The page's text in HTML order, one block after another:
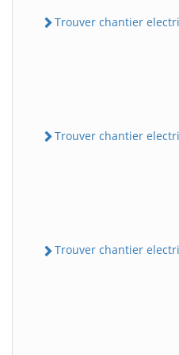
Trouver chantier
Trouver chantier
Trouver chantier